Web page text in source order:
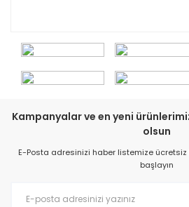
Kampanyalar ve en yeni
olsun
E-Posta adresinizi haber listemize
başlayın